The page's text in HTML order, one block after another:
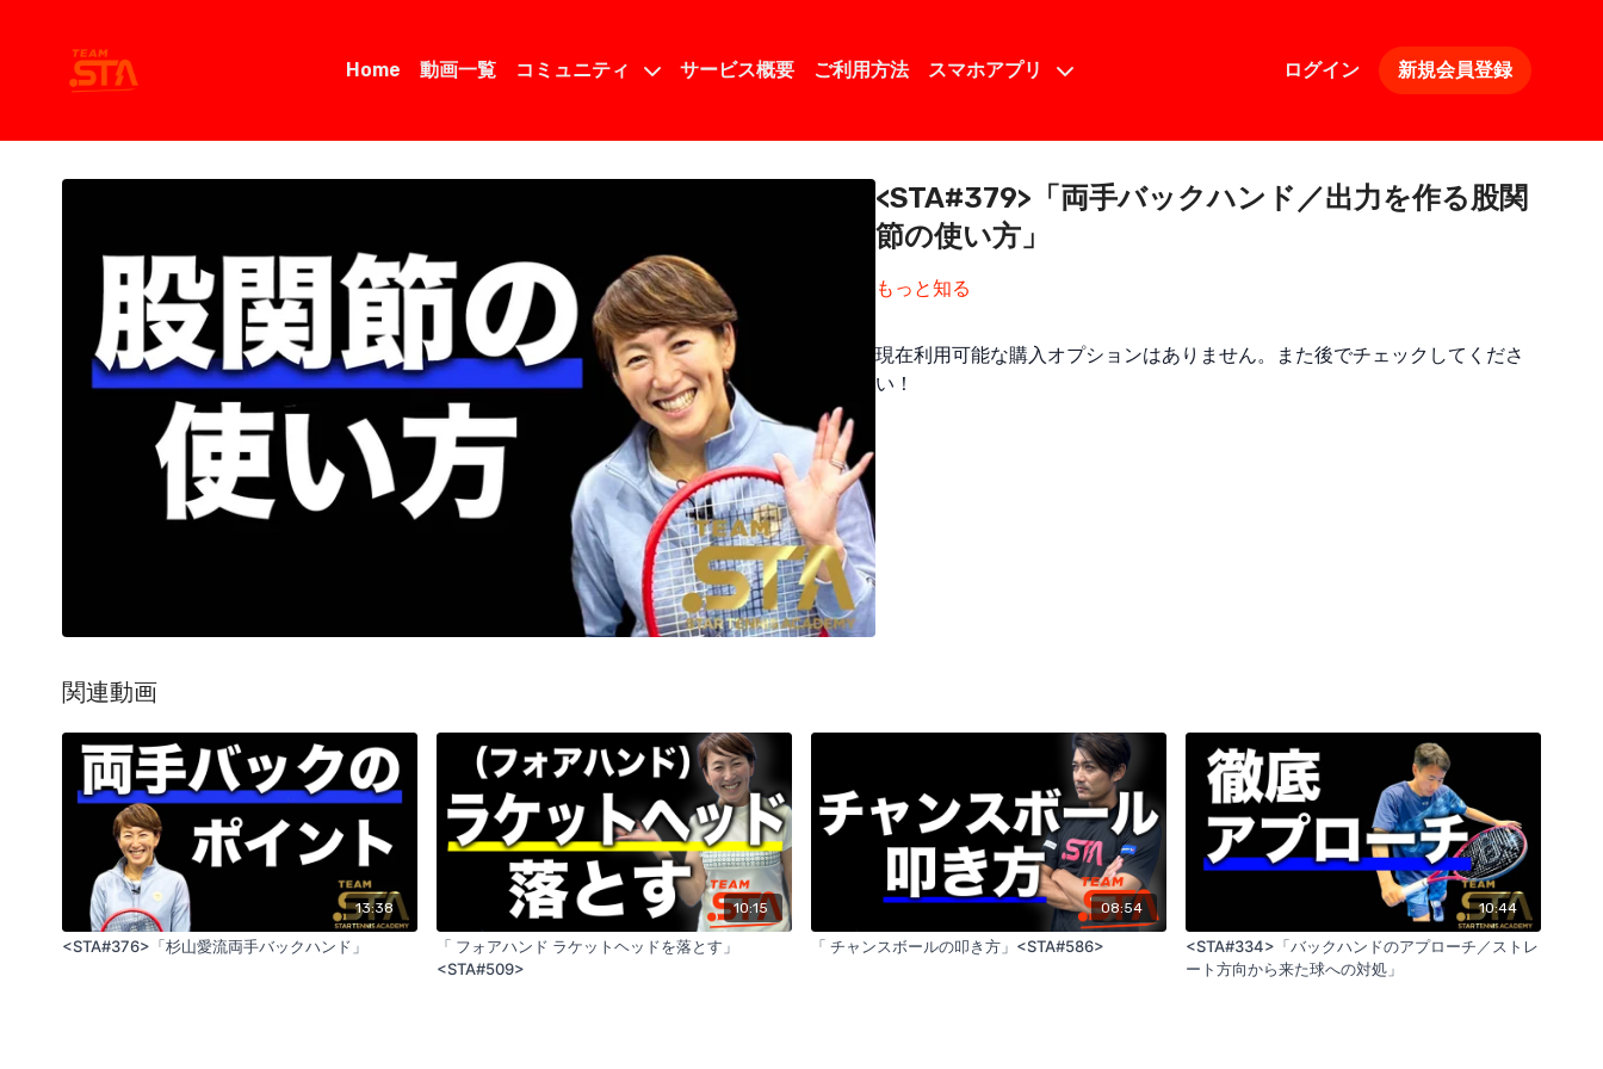
Home 動画一覧 コミュニティ サービス概要 ご利用方法 スマホアプリ ログイン 新規会員登録
<STA#379>「両手バックハンド／出力を作る股関
節の使い方」
もっと知る
現在利用可能な購入オプションはありません。また後でチェックしてくださ
い！
関連動画
13:38
<STA#376>「杉山愛流両手バックハンド」
10:15
「 フォアハンド ラケットヘッドを落とす」
<STA#509>
08:54
「 チャンスボールの叩き方」<STA#586>
10:44
<STA#334>「バックハンドのアプローチ／ストレ
ート方向から来た球への対処」